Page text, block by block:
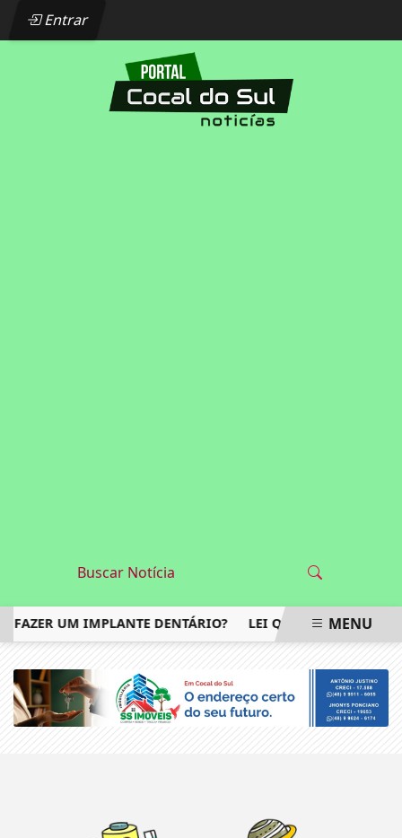
Entrar
FAZER UM IMPLANTE DENTÁRIO? LEI QUE AUMENTA
MENU